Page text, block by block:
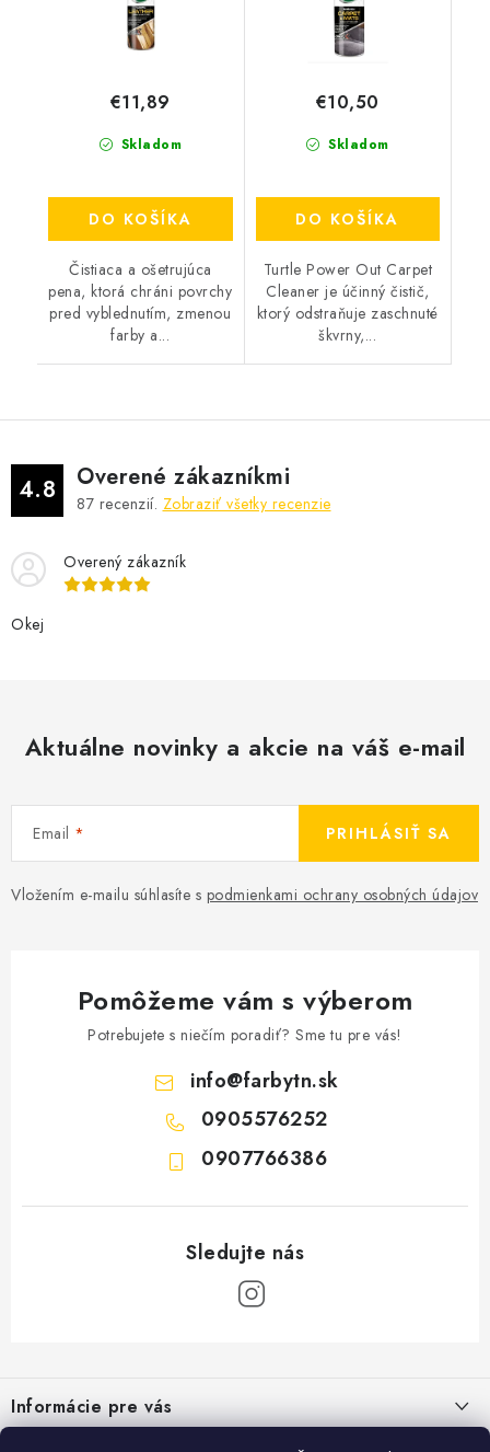
Skladom
€11,89
DO KOŠÍKA
Čistiaca a ošetrujúca
pena, ktorá chráni povrchy
pred vyblednutím, zmenou
farby a...
Skladom
€10,50
DO KOŠÍKA
Turtle Power Out Carpet
Cleaner je účinný čistič,
ktorý odstraňuje zaschnuté
škvrny,...
4.8 Overené zákazníkmi
87 recenzií. Zobraziť všetky recenzie
Overený zákazník
Okej
Aktuálne novinky a akcie na váš e-mail
Email
Vložením e-mailu súhlasíte s podmienkami ochrany osobných údajov
PRIHLÁSIŤ SA
Pomôžeme vám s výberom
Potrebujete s niečím poradiť? Sme tu pre vás!
info@farbytn.sk
0905576252
0907766386
pInformácie pre vás